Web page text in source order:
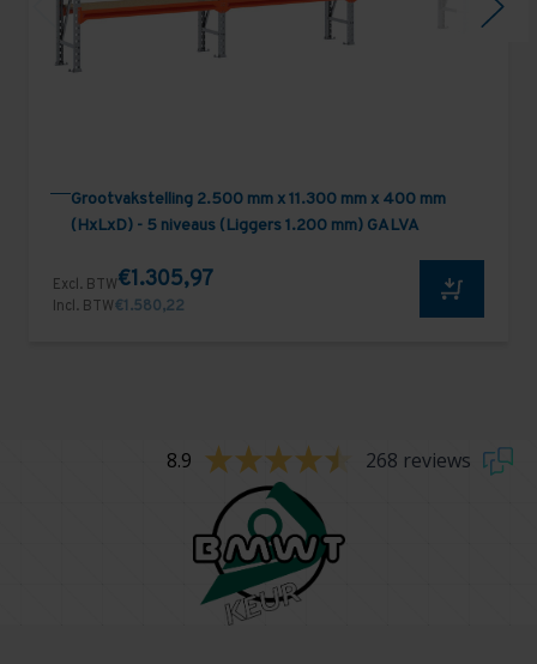
Grootvakstelling 2.500 mm x 11.300 mm x 400 mm
(HxLxD) - 5 niveaus (Liggers 1.200 mm) GALVA
Excl. BTW€1.305,97
Incl. BTW€1.580,22
8.9 268 reviews